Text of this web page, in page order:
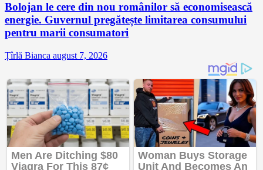
Bolojan le cere din nou românilor să economisească
energie. Guvernul pregătește limitarea consumului
pentru marii consumatori
Țîrlă Bianca august 7, 2026